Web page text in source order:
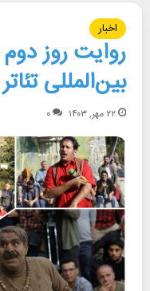
اخبار
روایت روز
بین‌المللی
۲۲ مهر, ۱۴۰۳ ۰